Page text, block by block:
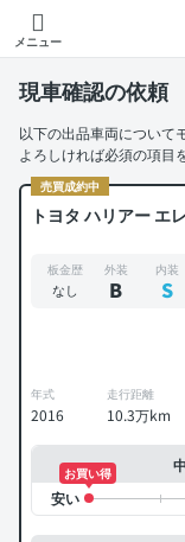
メニュー
現車確認の依頼
以下の出品車両について
よろしければ必須の項目
売買成約中
トヨタ ハリアー エ
板金歴
なし
外装
B
内装
S
年式
2016
走行距離
10.3万km
お買い得